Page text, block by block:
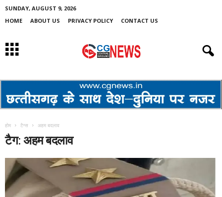
SUNDAY, AUGUST 9, 2026
HOME
ABOUT US PRIVACY POLICY CONTACT US
होम टैग्स अहम बदलाव
टैग: अहम बदलाव